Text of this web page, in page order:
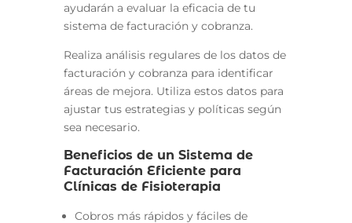
ayudarán a evaluar la eficacia de tu
sistema de facturación y cobranza.
Realiza análisis regulares de los datos de
facturación y cobranza para identificar
áreas de mejora. Utiliza estos datos para
ajustar tus estrategias y políticas según
sea necesario.
Beneficios de un Sistema de
Facturación Eficiente para
Clínicas de Fisioterapia
Cobros más rápidos y fáciles de